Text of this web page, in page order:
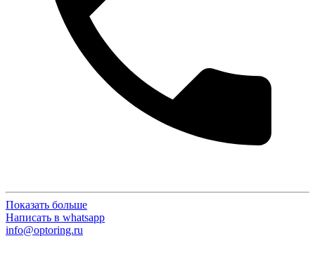
Показать больше
Написать в whatsapp
info@optoring.ru